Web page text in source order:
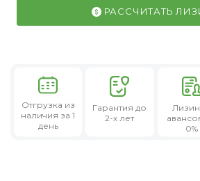
РАССЧИТАТЬ
Отгрузка из
наличия за 1
день
Гарантия до
2-х лет
0%